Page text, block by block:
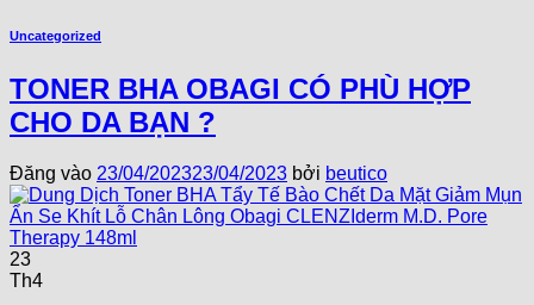
Uncategorized
TONER BHA OBAGI CÓ PHÙ HỢP
CHO DA BẠN ?
Đăng vào 23/04/202323/04/2023 bởi beutico
23
Th4